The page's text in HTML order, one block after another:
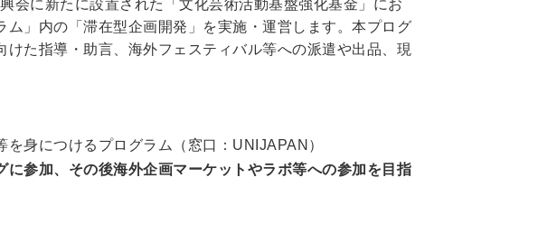
会に新たに設置された「文化芸術活動基盤強化基金」にお
」内の「滞在型企画開発」を実施・運営します。本プログ
た指導・助言、海外フェスティバル等への派遣や出品、現
身につけるプログラム（窓口：UNIJAPAN）
参加、その後海外企画マーケットやラボ等への参加を目指